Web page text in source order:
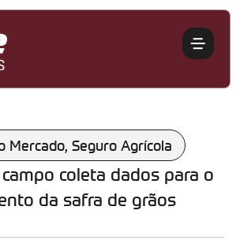
Mercado, Seguro Agrícola
coleta dados para o
da safra de grãos